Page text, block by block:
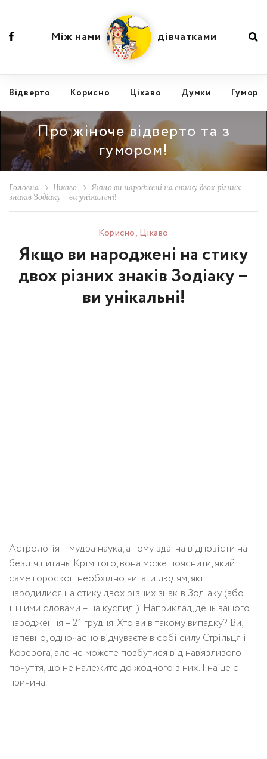
Відвертo Корисно Цікаво Думки Гумор
Між нами дівчатками
Про жіноче відверто та з
гумором!
Головна Цікаво
Якщо ви народжені на стику двох різних
знаків Зодіаку – ви унікальні!
Корисно, Цікаво
Якщо ви народжені на стику
двох різних знаків Зодіаку –
ви унікальні!
Астрологія – мудра наука, а тому здатна відповісти на
безліч питань. Крім того, вона може пояснити, який
саме гороскоп необхідно читати людям, які
народилися на стику двох різних знаків Зодіаку (або
іншими словами – на куспиді). Наприклад, день вашого
народження – 21 грудня. Хто ви в такому випадку? Ви,
напевно, одночасно відчуваєте в собі силу Стрільця і ​​
Козерога, але не можете позбутися від нав’язливого
почуття, що не належите до жодного з них. І на це є
причина.